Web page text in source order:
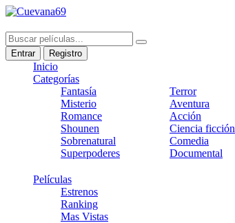
Entrar Registro
Inicio
Categorías
Fantasía
Misterio
Romance
Shounen
Sobrenatural
Superpoderes
Terror
Aventura
Acción
Ciencia ficción
Comedia
Documental
Películas
Estrenos
Ranking
Mas Vistas